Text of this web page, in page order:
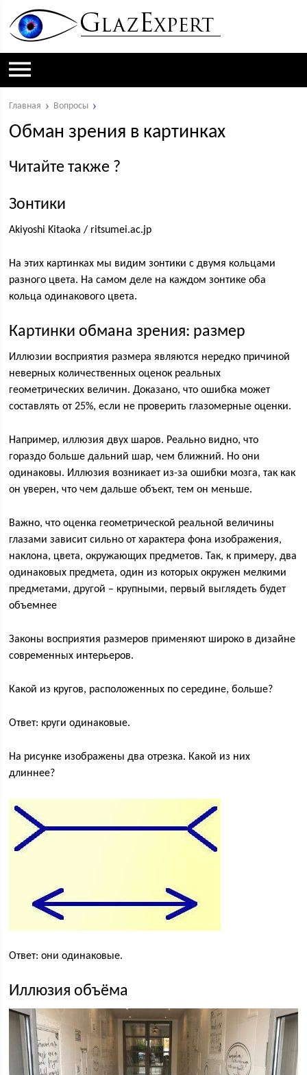
Главная Вопросы
Обман зрения в картинках
Читайте также ?
Зонтики
Akiyoshi Kitaoka / ritsumei.ac.jp
На этих картинках мы видим зонтики с двумя кольцами
разного цвета. На самом деле на каждом зонтике оба
кольца одинакового цвета.
Картинки обмана зрения: размер
Иллюзии восприятия размера являются нередко причиной
неверных количественных оценок реальных
геометрических величин. Доказано, что ошибка может
составлять от 25%, если не проверить глазомерные оценки.
Например, иллюзия двух шаров. Реально видно, что
гораздо больше дальний шар, чем ближний. Но они
одинаковы. Иллюзия возникает из-за ошибки мозга, так как
он уверен, что чем дальше объект, тем он меньше.
Важно, что оценка геометрической реальной величины
глазами зависит сильно от характера фона изображения,
наклона, цвета, окружающих предметов. Так, к примеру, два
одинаковых предмета, один из которых окружен мелкими
предметами, другой – крупными, первый выглядеть будет
объемнее
Законы восприятия размеров применяют широко в дизайне
современных интерьеров.
Какой из кругов, расположенных по середине, больше?
Ответ: круги одинаковые.
На рисунке изображены два отрезка. Какой из них
длиннее?
Ответ: они одинаковые.
Иллюзия объёма